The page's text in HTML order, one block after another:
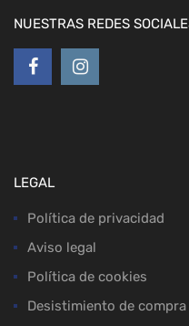
NUESTRAS REDES
LEGAL
Política de privacidad
Aviso legal
Política de cookies
Desistimiento de compra